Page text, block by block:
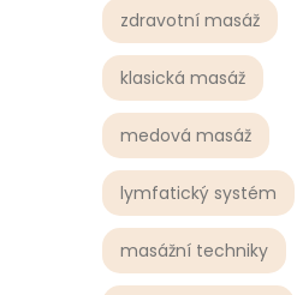
zdravotní masáž
klasická masáž
medová masáž
lymfatický systém
masážní techniky